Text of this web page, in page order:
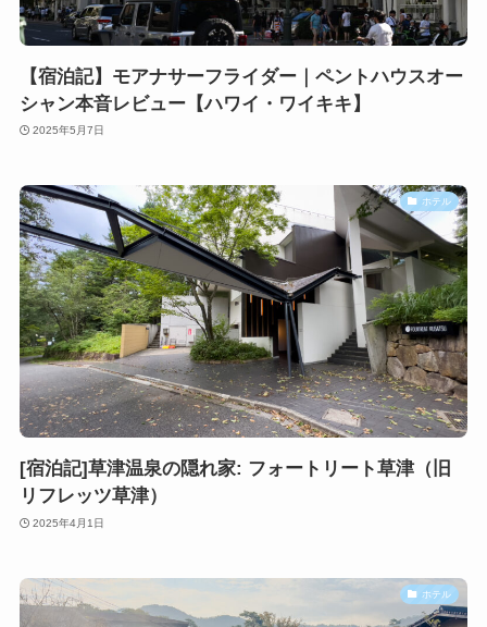
【宿泊記】モアナサーフライダー｜ペントハウスオー
シャン本音レビュー【ハワイ・ワイキキ】
2025年5月7日
ホテル
[宿泊記]草津温泉の隠れ家: フォートリート草津（旧
リフレッツ草津）
2025年4月1日
ホテル